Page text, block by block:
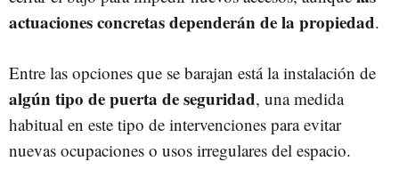
actuaciones concretas dependerán de la propiedad.
Entre las opciones que se barajan está la instalación de
algún tipo de puerta de seguridad, una medida
habitual en este tipo de intervenciones para evitar
nuevas ocupaciones o usos irregulares del espacio.